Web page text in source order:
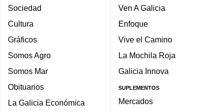
Sociedad
Cultura
Gráficos
Somos Agro
Somos Mar
Obituarios
La Galicia Económica
Ven A Galicia
Enfoque
Vive el Camino
La Mochila Roja
Galicia Innova
SUPLEMENTOS
Mercados